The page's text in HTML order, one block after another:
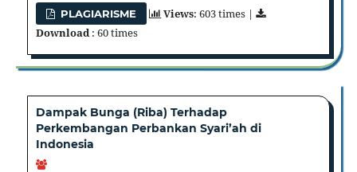
PLAGIARISME Views: 603 times |
Download: 60 times
Dampak Bunga (Riba) Terhadap
Perkembangan Perbankan Syari’ah di
Indonesia